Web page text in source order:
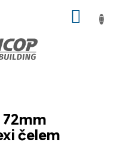
72mm
čelem